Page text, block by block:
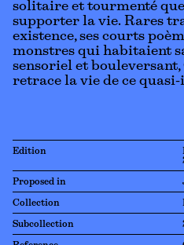
solitaire et tourmenté
supporter la vie. Rares
existence, ses courts
monstres qui habitaient
sensoriel et bouleversant,
retrace la vie de ce
Edition
Proposed in
Collection
Subcollection